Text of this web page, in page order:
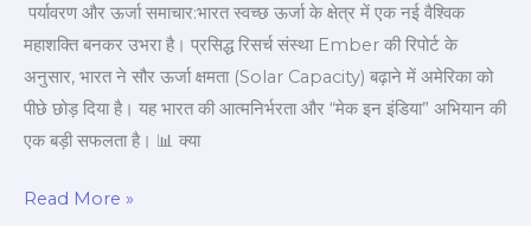
पर्यावरण और ऊर्जा समाचार:भारत स्वच्छ ऊर्जा के क्षेत्र में एक नई वैश्विक
महाशक्ति बनकर उभरा है। प्रसिद्ध रिसर्च संस्था Ember की रिपोर्ट के
अनुसार, भारत ने सौर ऊर्जा क्षमता (Solar Capacity) बढ़ाने में अमेरिका को
पीछे छोड़ दिया है। यह भारत की आत्मनिर्भरता और “मेक इन इंडिया” अभियान की
एक बड़ी सफलता है। 📊 क्या
बना
दुनिया
का
दूसरा
सबसे
सौर
Read More »